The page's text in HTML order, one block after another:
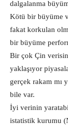
dalgalanma
Kötü bir büyüme
fakat korkulan
bir büyüme
Bir çok Çin
yaklaşıyor
gerçek rakam mı
bile var.
İyi verinin
istatistik kurumu